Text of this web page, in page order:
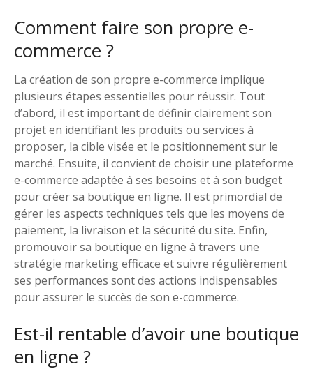
Comment faire son propre e-
commerce ?
La création de son propre e-commerce implique
plusieurs étapes essentielles pour réussir. Tout
d’abord, il est important de définir clairement son
projet en identifiant les produits ou services à
proposer, la cible visée et le positionnement sur le
marché. Ensuite, il convient de choisir une plateforme
e-commerce adaptée à ses besoins et à son budget
pour créer sa boutique en ligne. Il est primordial de
gérer les aspects techniques tels que les moyens de
paiement, la livraison et la sécurité du site. Enfin,
promouvoir sa boutique en ligne à travers une
stratégie marketing efficace et suivre régulièrement
ses performances sont des actions indispensables
pour assurer le succès de son e-commerce.
Est-il rentable d’avoir une boutique
en ligne ?